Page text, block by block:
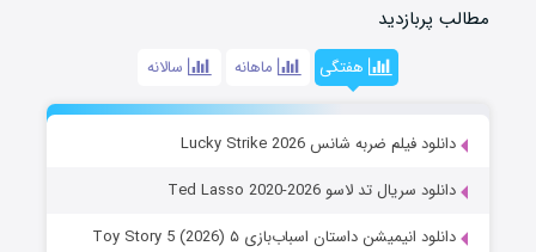
مطالب پربازدید
هفتگی ماهانه سالانه
دانلود فیلم ضربه شانس Lucky Strike 2026
دانلود سریال تد لاسو Ted Lasso 2020-2026
دانلود انیمیشن داستان اسباب‌بازی ۵ Toy Story 5 (2026)